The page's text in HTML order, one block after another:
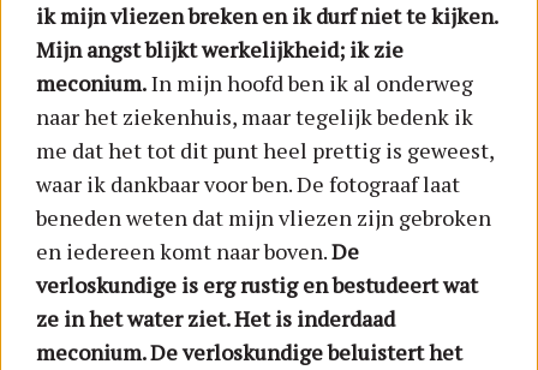
ik mijn vliezen breken en ik durf niet te kijken.
Mijn angst blijkt werkelijkheid; ik zie
meconium.In mijn hoofd ben ik al onderweg
naar het ziekenhuis, maar tegelijk bedenk ik
me dat het tot dit punt heel prettig is geweest,
waar ik dankbaar voor ben. De fotograaf laat
beneden weten dat mijn vliezen zijn gebroken
en iedereen komt naar boven.De
verloskundige is erg rustig en bestudeert wat
ze in het water ziet. Het is inderdaad
meconium. De verloskundige beluistert het